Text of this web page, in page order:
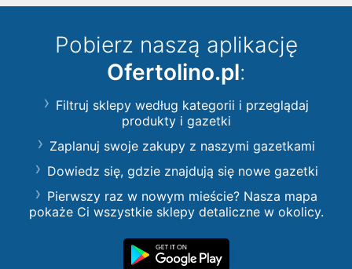
Pobierz naszą aplikację
Ofertolino.pl:
Filtruj sklepy według kategorii i przeglądaj
produkty i gazetki
Zaplanuj swoje zakupy z naszymi gazetkami
Dowiedz się, gdzie znajdują się nowe gazetki
Pierwszy raz w nowym mieście? Nasza mapa
pokaże Ci wszystkie sklepy detaliczne w okolicy.